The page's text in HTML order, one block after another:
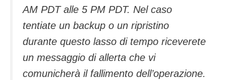
AM PDT alle 5 PM PDT. Nel caso
tentiate un backup o un ripristino
durante questo lasso di tempo riceverete
un messaggio di allerta che vi
comunicherà il fallimento dell’operazione.